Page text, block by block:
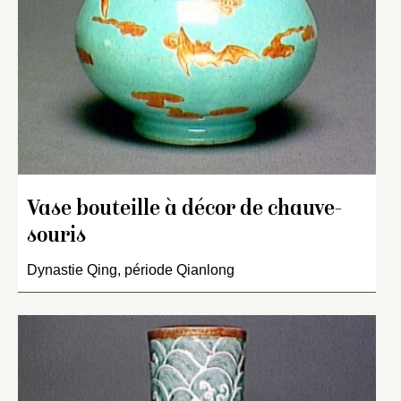
Vase bouteille à décor de chauve-
souris
Dynastie Qing, période Qianlong